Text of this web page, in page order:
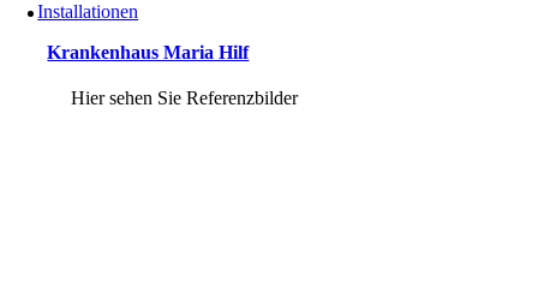
Installationen
Krankenhaus Maria Hilf
Hier sehen Sie Referenzbilder